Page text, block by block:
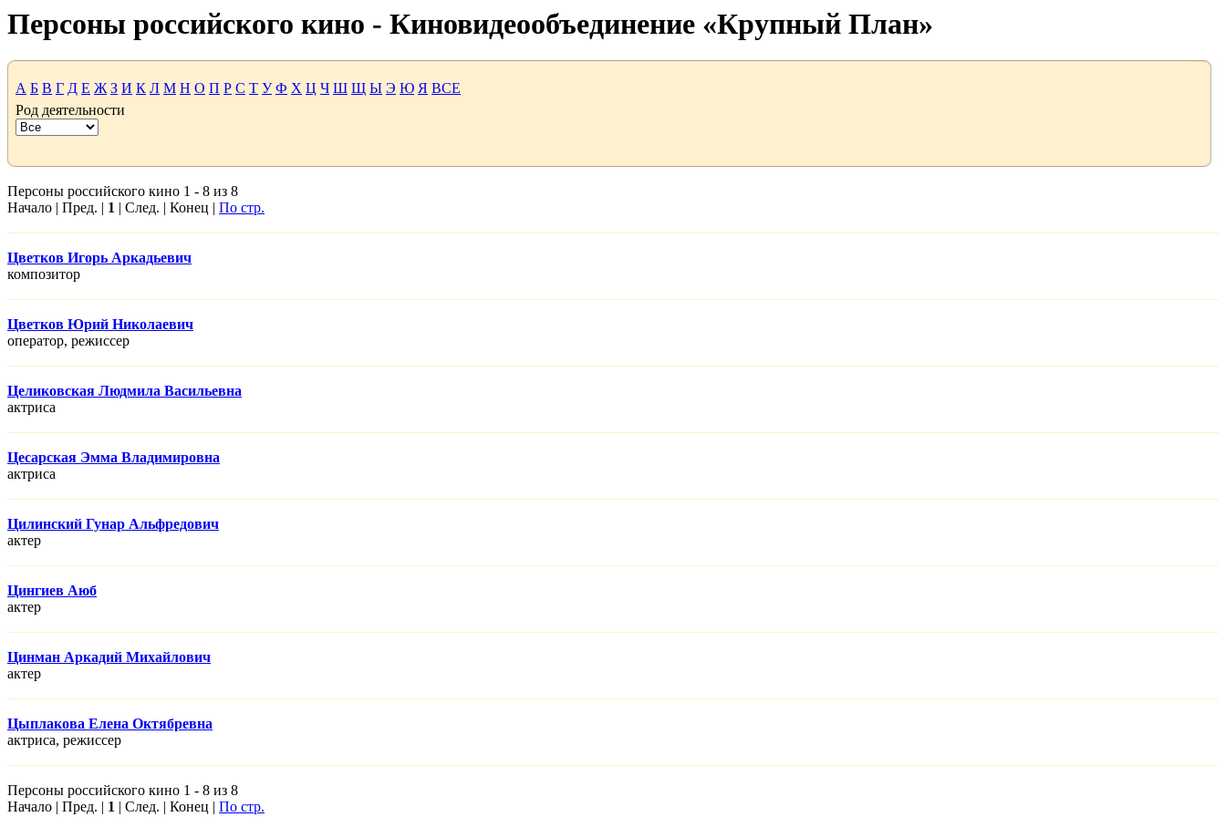
Персоны российского кино - Киновидеообъединение «Крупный План»
А Б В Г Д Е Ж З И К Л М Н О П Р С Т У Ф Х Ц Ч Ш Щ Ы Э Ю Я ВСЕ
Род деятельности
Персоны российского кино 1 - 8 из 8
Начало | Пред. | 1 | След. | Конец | По стр.
Цветков Игорь Аркадьевич
композитор
Цветков Юрий Николаевич
оператор, режисcер
Целиковская Людмила Васильевна
актриса
Цесарская Эмма Владимировна
актриса
Цилинский Гунар Альфредович
актер
Цингиев Аюб
актер
Цинман Аркадий Михайлович
актер
Цыплакова Елена Октябревна
актриса, режисcер
Персоны российского кино 1 - 8 из 8
Начало | Пред. | 1 | След. | Конец | По стр.